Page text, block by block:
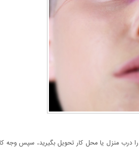
منزل یا محل کار تحویل بگیرید، سپس وجه